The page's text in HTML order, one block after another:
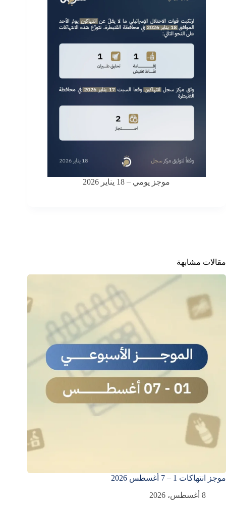
موجز يومي – 18 يناير 2026
مقالات مشابهة
موجز انتهاكات 1 – 7 أغسطس 2026
8 أغسطس، 2026